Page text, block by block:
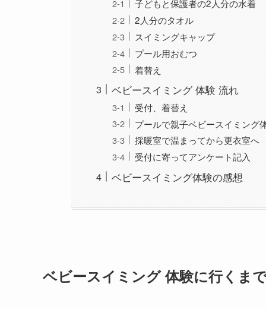
子どもと保護者の2人分の水着
2人分のタオル
スイミングキャップ
プール用おむつ
着替え
ベビースイミング 体験 流れ
受付、着替え
プールで親子ベビースイミング
採暖室で温まってから更衣室へ
受付に寄ってアンケート記入
ベビースイミング体験の感想
ベビースイミング 体験に行くま